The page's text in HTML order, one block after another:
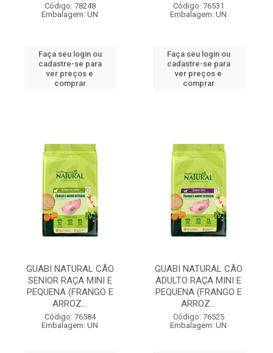
Código: 78248
Embalagem: UN
Faça seu login ou
cadastre-se para
ver preços e
comprar
Código: 76531
Embalagem: UN
Faça seu login ou
cadastre-se para
ver preços e
comprar
GUABI NATURAL CÃO
SENIOR RAÇA MINI E
PEQUENA (FRANGO E
ARROZ...
Código: 76584
Embalagem: UN
GUABI NATURAL CÃO
ADULTO RAÇA MINI E
PEQUENA (FRANGO E
ARROZ...
Código: 76525
Embalagem: UN